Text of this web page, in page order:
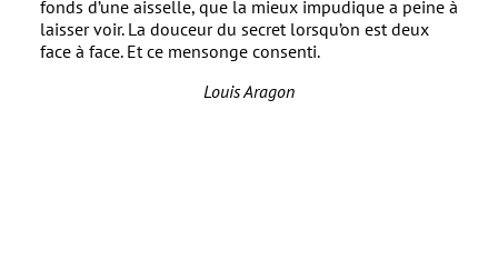
fonds d’une aisselle, que la mieux impudique a peine à
laisser voir. La douceur du secret lorsqu’on est deux
face à face. Et ce mensonge consenti.
Louis Aragon